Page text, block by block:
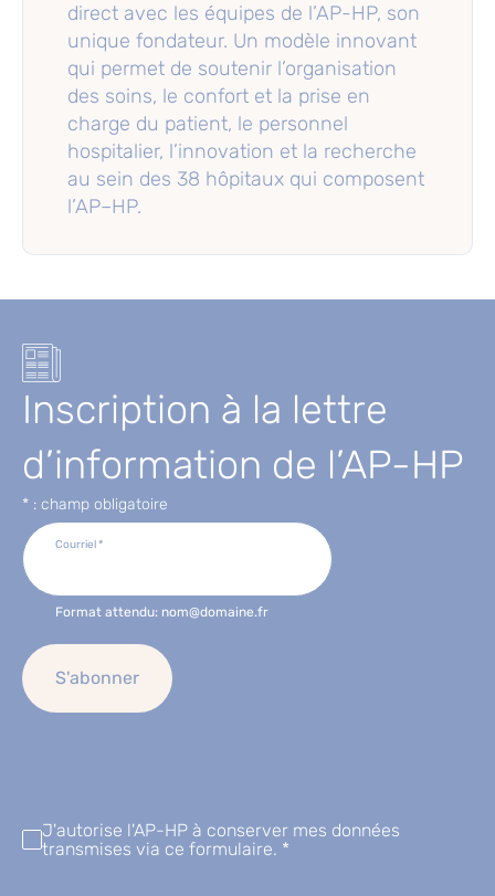
direct avec les équipes de l’AP-HP, son
unique fondateur. Un modèle innovant
qui permet de soutenir l’organisation
des soins, le confort et la prise en
charge du patient, le personnel
hospitalier, l’innovation et la recherche
au sein des 38 hôpitaux qui composent
l’AP–HP.
Inscription à la lettre
d’information de l’AP-HP
* : champ obligatoire
J'autorise l'AP-HP à conserver mes données
transmises via ce formulaire. *
Courriel *
Format attendu: nom@domaine.fr